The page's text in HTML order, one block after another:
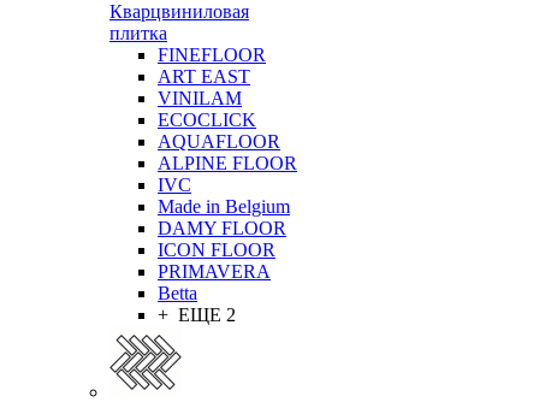
Кварцвиниловая
плитка
FINEFLOOR
ART EAST
VINILAM
ECOCLICK
AQUAFLOOR
ALPINE FLOOR
IVC
Made in Belgium
DAMY FLOOR
ICON FLOOR
PRIMAVERA
Betta
+ ЕЩЕ 2